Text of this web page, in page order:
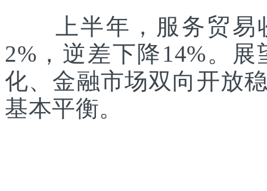
上半年，服务贸易
2%，逆差下降14%。
化、金融市场双向开放
基本平衡。